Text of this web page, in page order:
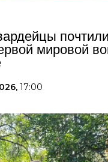
мировой
17:00